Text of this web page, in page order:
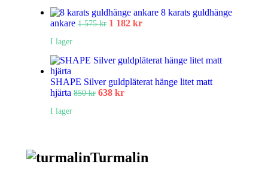
8 karats guldhänge
ankare 1 575kr 1 182 kr
I lager
SHAPE Silver guldpläterat hänge litet matt
hjärta 850kr 638 kr
I lager
Turmalin